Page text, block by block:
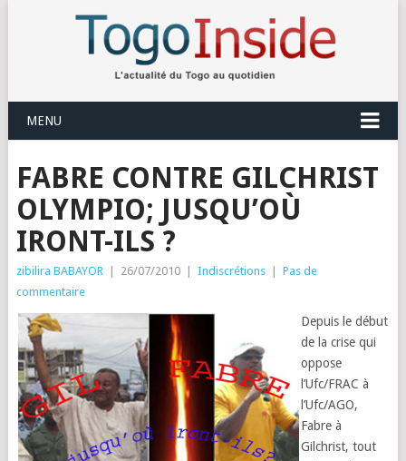
MENU
FABRE CONTRE GILCHRIST
OLYMPIO; JUSQU’OÙ
IRONT-ILS ?
zibilira BABAYOR 26/07/2010 Indiscrétions
Pas de
commentaire
Depuis le début
de la crise qui
oppose
l’Ufc/FRAC à
l’Ufc/AGO,
Fabre à
Gilchrist, tout